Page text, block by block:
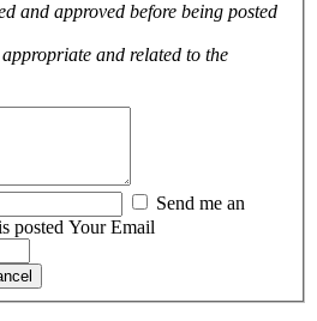
and approved before being posted
and related to the
posted Your Email